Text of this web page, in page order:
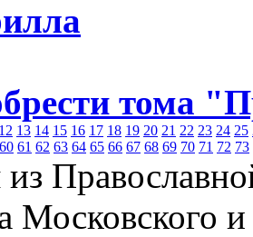
тома
12 13 14 15 16 17 18 19 20 21 22 23 24 25
60 61 62 63 64 65 66 67 68 69 70 71 72 73
Московского